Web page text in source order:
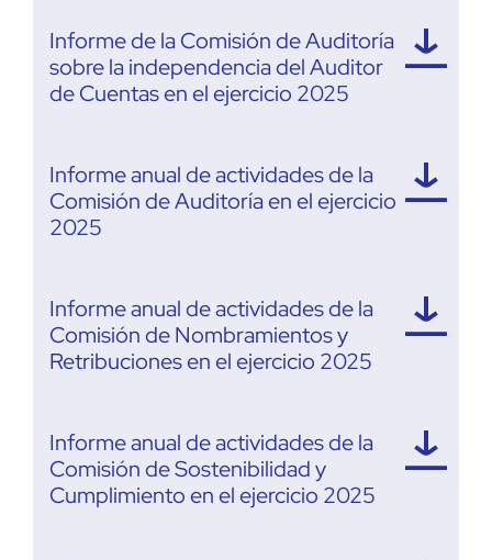
Informe de la Comisión de Auditoría
sobre la independencia del Auditor
de Cuentas en el ejercicio 2025
Informe anual de actividades de la
Comisión de Auditoría en el ejercicio
2025
Informe anual de actividades de la
Comisión de Nombramientos y
Retribuciones en el ejercicio 2025
Informe anual de actividades de la
Comisión de Sostenibilidad y
Cumplimiento en el ejercicio 2025